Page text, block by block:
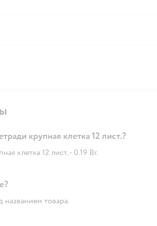
крупная клетка 12 лист.?
клетка 12 лист. - 0.19 Br.
товара.